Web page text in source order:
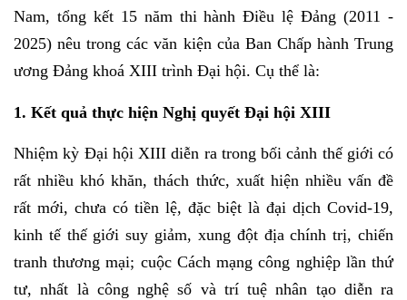
Nam, tổng kết 15 năm thi hành Điều lệ Đảng (2011 -
2025) nêu trong các văn kiện của Ban Chấp hành Trung
ương Đảng khoá XIII trình Đại hội. Cụ thể là:
1. Kết quả thực hiện Nghị quyết Đại hội XIII
Nhiệm kỳ Đại hội XIII diễn ra trong bối cảnh thế giới có
rất nhiều khó khăn, thách thức, xuất hiện nhiều vấn đề
rất mới, chưa có tiền lệ, đặc biệt là đại dịch Covid-19,
kinh tế thế giới suy giảm, xung đột địa chính trị, chiến
tranh thương mại; cuộc Cách mạng công nghiệp lần thứ
tư, nhất là công nghệ số và trí tuệ nhân tạo diễn ra